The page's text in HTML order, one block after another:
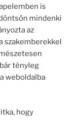
is
mindenki
az
szakemberekkel
tényleg
weboldalba
hogy